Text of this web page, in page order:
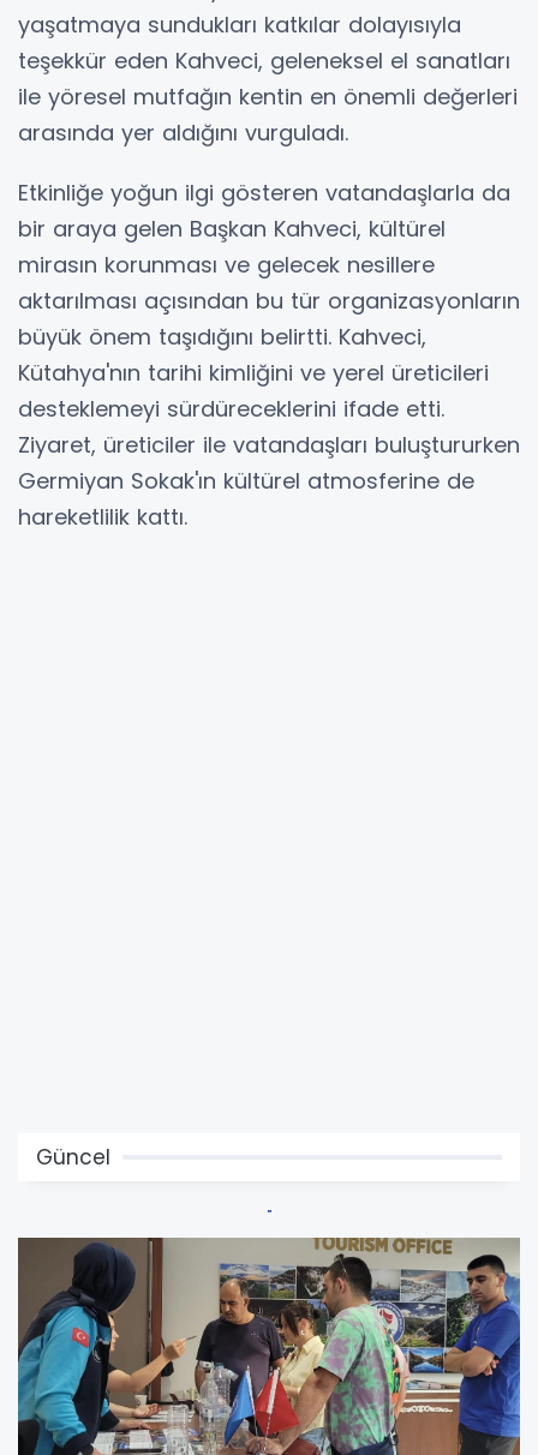
yaşatmaya sundukları katkılar dolayısıyla
teşekkür eden Kahveci, geleneksel el sanatları
ile yöresel mutfağın kentin en önemli değerleri
arasında yer aldığını vurguladı.
Etkinliğe yoğun ilgi gösteren vatandaşlarla da
bir araya gelen Başkan Kahveci, kültürel
mirasın korunması ve gelecek nesillere
aktarılması açısından bu tür organizasyonların
büyük önem taşıdığını belirtti. Kahveci,
Kütahya'nın tarihi kimliğini ve yerel üreticileri
desteklemeyi sürdüreceklerini ifade etti.
Ziyaret, üreticiler ile vatandaşları buluştururken
Germiyan Sokak'ın kültürel atmosferine de
hareketlilik kattı.
Güncel